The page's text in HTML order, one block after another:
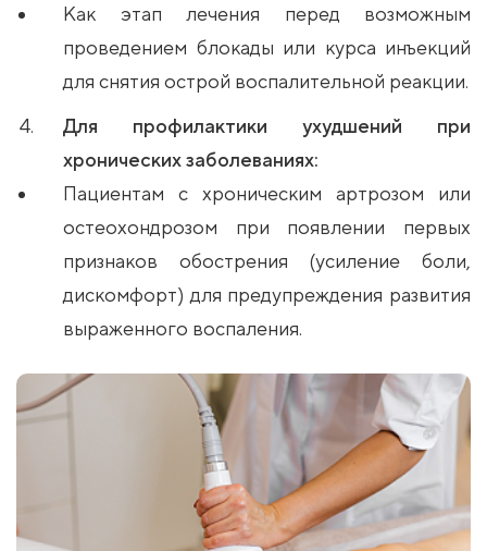
Как этап лечения перед возможным
проведением блокады или курса инъекций
для снятия острой воспалительной реакции.
Для профилактики ухудшений при
хронических заболеваниях:
Пациентам с хроническим артрозом или
остеохондрозом при появлении первых
признаков обострения (усиление боли,
дискомфорт) для предупреждения развития
выраженного воспаления.